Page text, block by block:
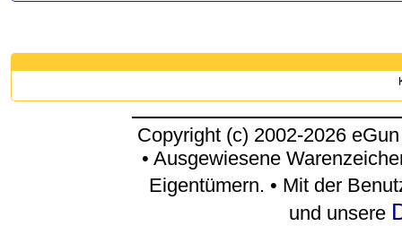
Copyright (c) 2002-2026
• Ausgewiesene
Eigentümern. • Mit der
und unsere